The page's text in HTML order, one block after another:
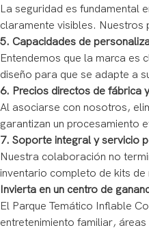
La seguridad es fundamental
claramente visibles. Nuestros
5. Capacidades de
Entendemos que la marca es
diseño para que se adapte a
6. Precios directos de fábrica
Al asociarse con nosotros,
garantizan un procesamiento
7. Soporte integral y servicio
Nuestra colaboración no
inventario completo de kits
Invierta en un centro de
El Parque Temático Inflable
entretenimiento familiar,